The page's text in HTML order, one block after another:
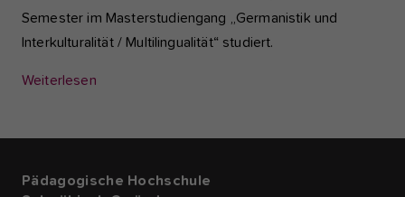
Semester im Masterstudiengang „Germanistik und
Interkulturalität / Multilingualität“ studiert.
Weiterlesen
Pädagogische Hochschule